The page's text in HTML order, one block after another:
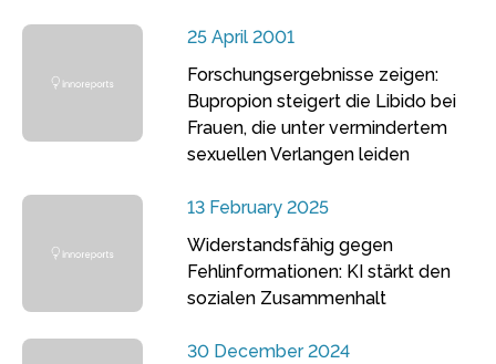
25 April 2001
Forschungsergebnisse zeigen:
Bupropion steigert die Libido bei
Frauen, die unter vermindertem
sexuellen Verlangen leiden
13 February 2025
Widerstandsfähig gegen
Fehlinformationen: KI stärkt den
sozialen Zusammenhalt
30 December 2024